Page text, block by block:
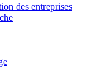
des entreprises